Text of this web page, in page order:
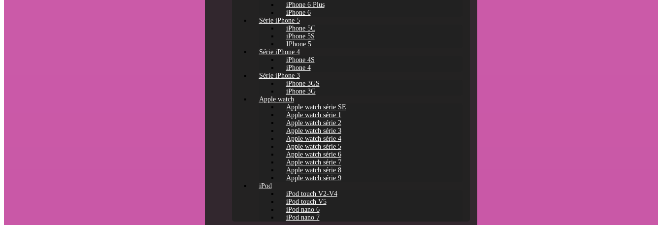
iPhone 6 Plus
iPhone 6
Série iPhone 5
iPhone 5C
iPhone 5S
IPhone 5
Série iPhone 4
iPhone 4S
iPhone 4
Série iPhone 3
iPhone 3GS
iPhone 3G
Apple watch
Apple watch série SE
Apple watch série 1
Apple watch série 2
Apple watch série 3
Apple watch série 4
Apple watch série 5
Apple watch série 6
Apple watch série 7
Apple watch série 8
Apple watch série 9
iPod
iPod touch V2-V4
iPod touch V5
iPod nano 6
iPod nano 7